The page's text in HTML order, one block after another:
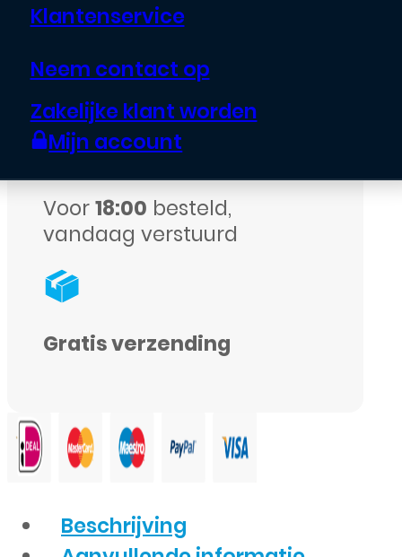
Klantenservice
Neem contact op
Zakelijke klant worden
Mijn account
Zwart
aantal
Echte garantie op alle
assortiment
Voor18:00 besteld,
vandaag verstuurd
Gratis verzending
Beschrijving